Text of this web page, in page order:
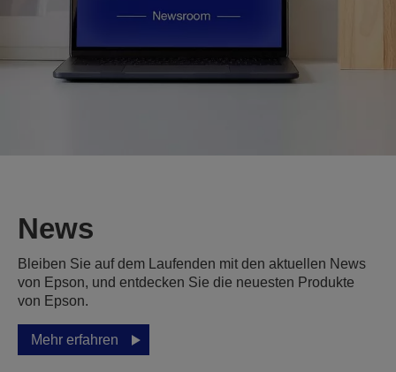
News
Bleiben Sie auf dem Laufenden mit den aktuellen News
von Epson, und entdecken Sie die neuesten Produkte
von Epson.
Mehr erfahren